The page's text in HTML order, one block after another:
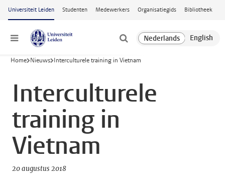
Ga naar hoofdinhoud
Universiteit Leiden Studenten Medewerkers Organisatiegids Bibliotheek
Menu
Home Nieuws Interculturele training in Vietnam
Interculturele
training in
Vietnam
20 augustus 2018